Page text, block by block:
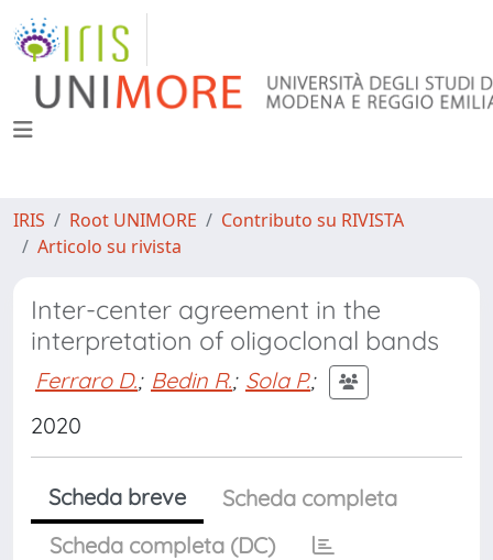
IRIS Root UNIMORE
Contributo su RIVISTA
Articolo su rivista
Inter-center agreement in the
interpretation of oligoclonal bands
Ferraro D.; Bedin R.; Sola P.;
2020
Scheda breve
Scheda completa
Scheda completa (DC)